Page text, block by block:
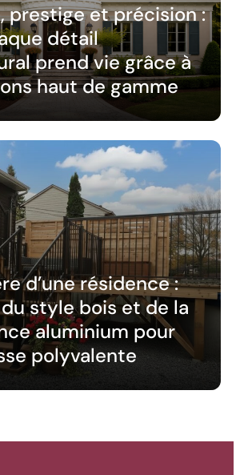
prestige et précision :
détail
prend vie grâce à
haut de gamme
d’une résidence :
du style bois et de la
aluminium pour
polyvalente